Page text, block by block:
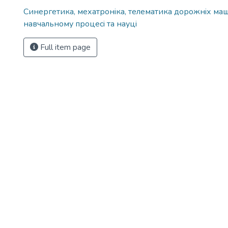
Синергетика, мехатронiка, телематика дорожнiх
навчальному процесi та науцi
Full item page